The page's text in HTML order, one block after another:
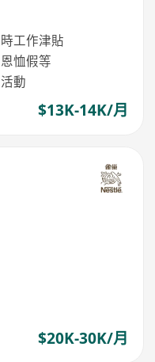
工作津貼
恤假等
動
$13K-14K/月
$20K-30K/月